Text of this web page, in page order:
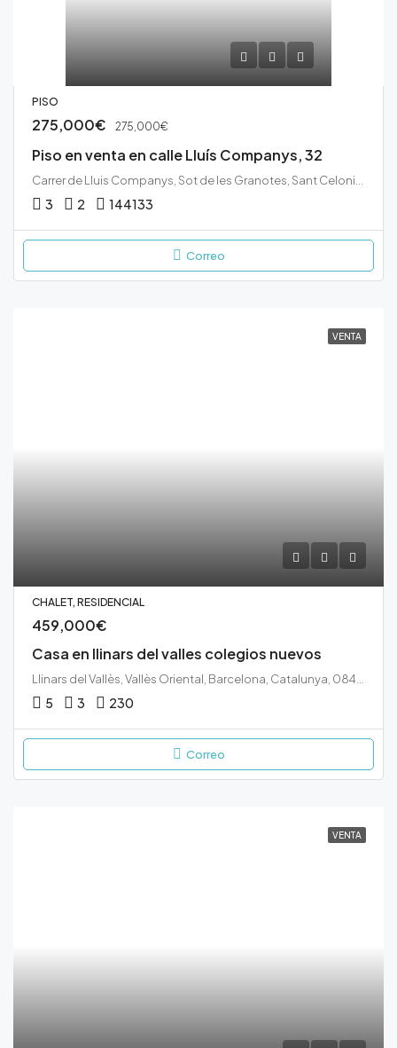
PISO
275,000€ 275,000€
Piso en venta en calle Lluís Companys, 32
3 2 144133
Correo
VENTA
CHALET, RESIDENCIAL
459,000€
Casa en llinars del valles colegios nuevos
5 3 230
Correo
VENTA